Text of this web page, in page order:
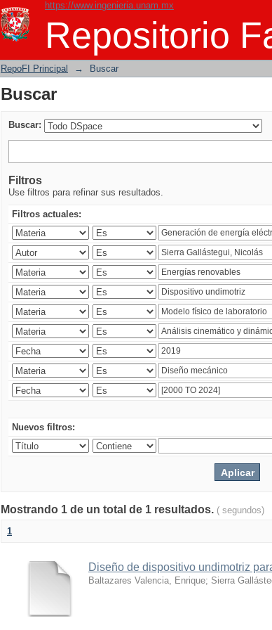
https://www.ingenieria.unam.mx
Repositorio
Buscar
RepoFI Principal → Buscar
Buscar
Buscar:
Filtros
Use filtros para refinar sus resultados.
Filtros actuales:
Nuevos filtros:
Mostrando 1 de un total de 1 resultados. ( segundos)
1
Diseño de dispositivo undimotriz
Baltazares Valencia, Enrique; Sierra